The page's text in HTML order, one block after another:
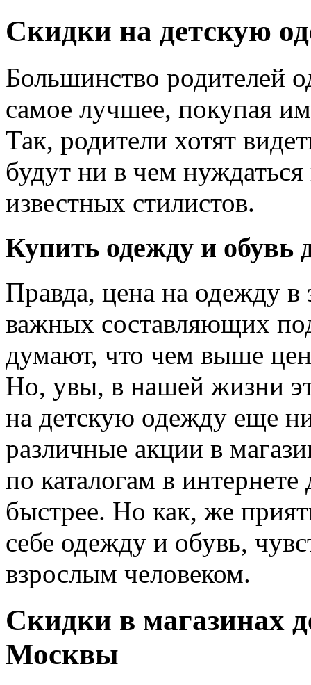
Скидки на детскую
Большинство родителей
самое лучшее, покупая
Так, родители хотят
будут ни в чем
известных стилистов.
Купить одежду и обувь
Правда, цена на одежду в
важных составляющих
думают, что чем выше
Но, увы, в нашей жизни
на детскую одежду еще
различные акции в
по каталогам в
быстрее. Но как, же
себе одежду и обувь,
взрослым человеком.
Скидки в магазинах
Москвы